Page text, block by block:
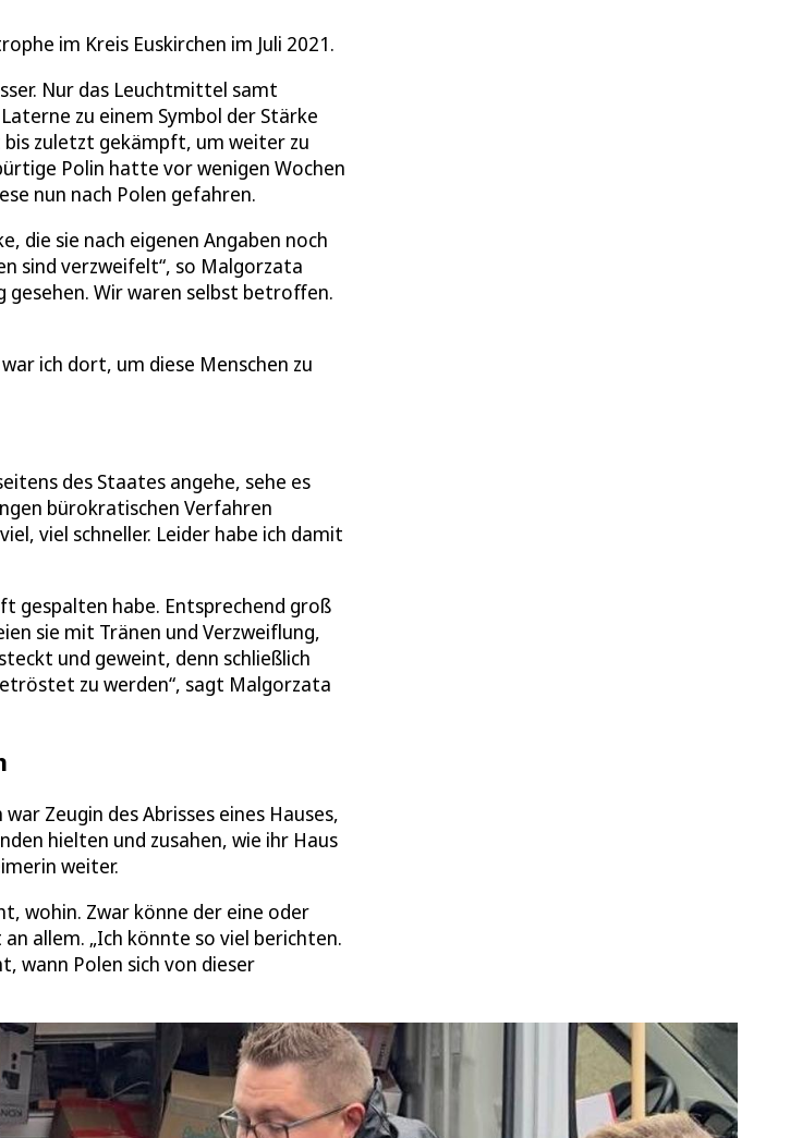
im Kreis Euskirchen im Juli 2021.
Nur das Leuchtmittel samt
zu einem Symbol der Stärke
zuletzt gekämpft, um weiter zu
Polin hatte vor wenigen Wochen
nun nach Polen gefahren.
die sie nach eigenen Angaben noch
sind verzweifelt“, so Malgorzata
gesehen. Wir waren selbst betroffen.
ich dort, um diese Menschen zu
des Staates angehe, sehe es
bürokratischen Verfahren
viel schneller. Leider habe ich damit
gespalten habe. Entsprechend groß
sie mit Tränen und Verzweiflung,
und geweint, denn schließlich
zu werden“, sagt Malgorzata
Zeugin des Abrisses eines Hauses,
hielten und zusahen, wie ihr Haus
weiter.
wohin. Zwar könne der eine oder
allem. „Ich könnte so viel berichten.
wann Polen sich von dieser